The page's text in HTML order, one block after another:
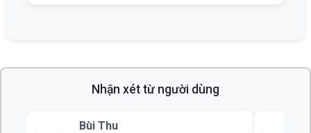
Nhận xét từ người dùng
Vũ Hoàng Nam